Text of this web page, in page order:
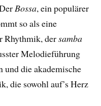
Bossa, ein populärer
so als eine
Rhythmik, dersamba
Melodieführung
und die akademische
die sowohl auf’s Herz